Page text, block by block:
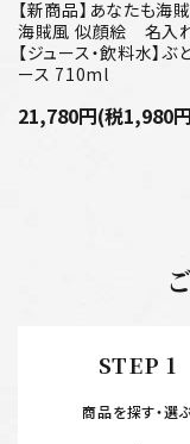
プライバシーポリシ
特定商取引法につい
お問い合わせ
【新商品】あなたも海
海賊風 似顔絵 名入
【ジュース・飲料水】ぶ
ース 710ml
21,780円(税1,980
カテゴリー
STEP 1
商品を探す・選